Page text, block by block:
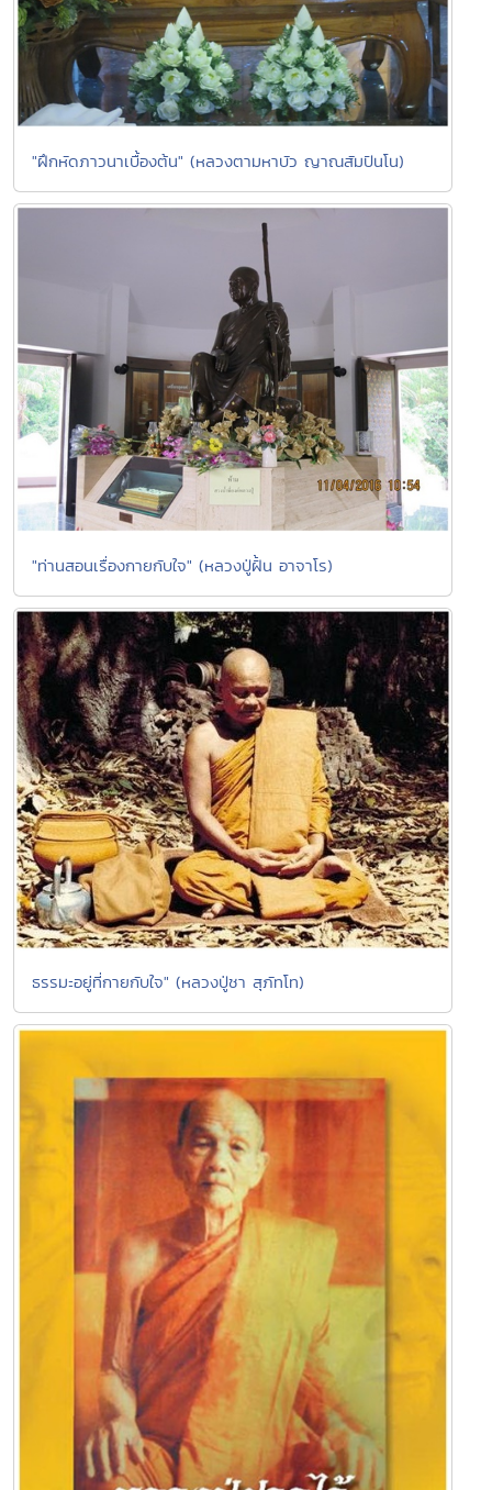
"ฝึกหัดภาวนาเบื้องต้น" (หลวงตามหาบัว ญาณสัมปันโน)
"ท่านสอนเรื่องกายกับใจ" (หลวงปู่ฝั้น อาจาโร)
ธรรมะอยู่ที่กายกับใจ" (หลวงปู่ชา สุภัทโท)